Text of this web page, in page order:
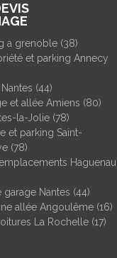
a grenoble (38)
et parking Annecy
(44)
et allée Amiens (80)
la-Jolie (78)
et parking Saint-
(78)
Haguenau
garage Nantes (44)
allée Angoulême (16)
La Rochelle (17)